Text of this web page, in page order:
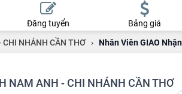
Đăng tuyển Bảng giá
NHÁNH CẦN THƠ › Nhân Viên GIAO Nhận
NAM ANH - CHI NHÁNH CẦN THƠ